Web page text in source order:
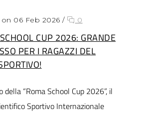
06 Feb 2026 / 0
CUP 2026: GRANDE
PER I RAGAZZI DEL
della “Roma School Cup 2026”, il
Sportivo Internazionale